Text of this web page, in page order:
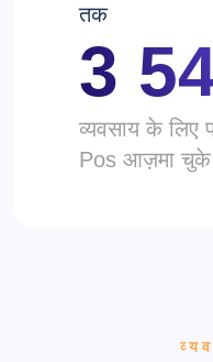
तक
3
व्यवसाय के लिए
Pos आज़मा